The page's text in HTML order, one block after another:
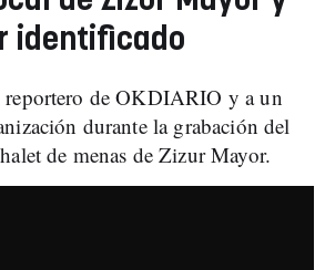
identificado
de OKDIARIO y a un
durante la grabación del
de menas de Zizur Mayor.